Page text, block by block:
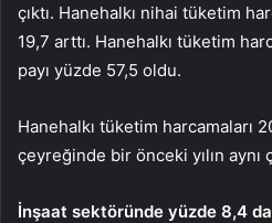
çıktı. Hanehalkı nihai tüketim
19,7 arttı. Hanehalkı tüketim
payı yüzde 57,5 ​​oldu.
Hanehalkı tüketim harcamaları
çeyreğinde bir önceki yılın aynı
İnşaat sektöründe yüzde 8,4